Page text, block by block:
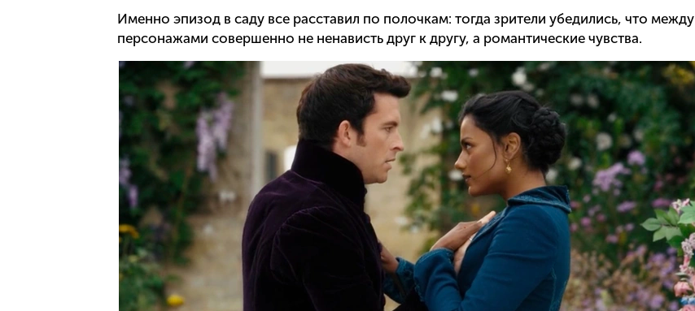
Именно эпизод в саду все расставил по полочкам: тогда зрители убедились, что между
персонажами совершенно не ненависть друг к другу, а романтические чувства.